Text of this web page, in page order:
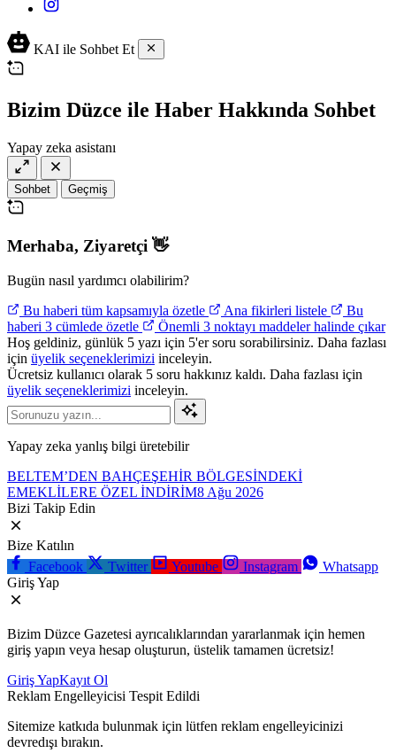
KAI ile Sohbet Et
Bizim Düzce ile Haber Hakkında Sohbet
Yapay zeka asistanı
Sohbet Geçmiş
Merhaba, Ziyaretçi 👋
Bugün nasıl yardımcı olabilirim?
Bu haberi tüm kapsamıyla özetle
Ana fikirleri listele
Bu
haberi 3 cümlede özetle
Önemli 3 noktayı maddeler halinde çıkar
Hoş geldiniz, günlük 5 yazı için 5'er soru sorabilirsiniz. Daha fazlası
için üyelik seçeneklerimizi inceleyin.
Ücretsiz kullanıcı olarak 5 soru hakkınız kaldı. Daha fazlası için
üyelik seçeneklerimizi inceleyin.
Yapay zeka yanlış bilgi üretebilir
BELTEM’DEN BAHÇEŞEHİR BÖLGESİNDEKİ
EMEKLİLERE ÖZEL İNDİRİM8 Ağu 2026
Bizi Takip Edin
Bize Katılın
Facebook
Twitter Youtube Instagram
Whatsapp
Giriş Yap
Bizim Düzce Gazetesi ayrıcalıklarından yararlanmak için hemen
giriş yapın veya hesap oluşturun, üstelik tamamen ücretsiz!
Giriş YapKayıt Ol
Reklam Engelleyicisi Tespit Edildi
Sitemize katkıda bulunmak için lütfen reklam engelleyicinizi
devredışı bırakın.